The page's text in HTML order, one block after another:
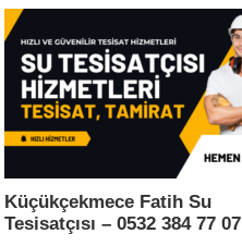
Küçükçekmece Fatih Su
Tesisatçısı – 0532 384 77 07